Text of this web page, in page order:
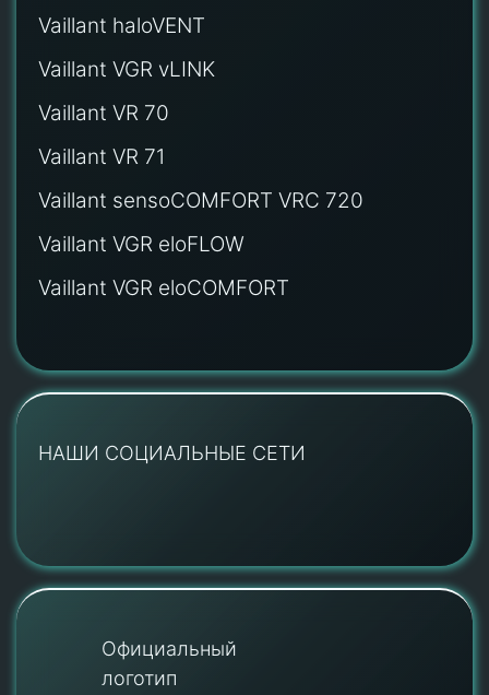
Vaillant haloVENT
Vaillant VGR vLINK
Vaillant VR 70
Vaillant VR 71
Vaillant sensoCOMFORT VRC 720
Vaillant VGR eloFLOW
Vaillant VGR eloCOMFORT
НАШИ СОЦИАЛЬНЫЕ СЕТИ
Официальный
логотип